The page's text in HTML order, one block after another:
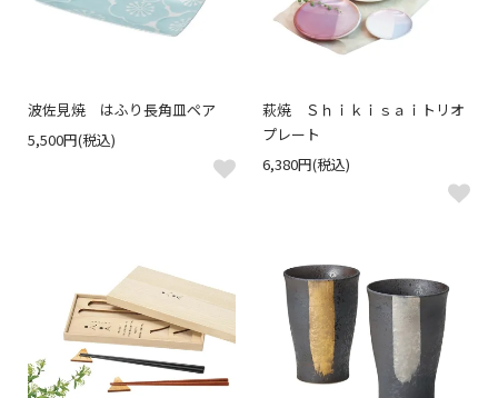
波佐見焼 はふり長角皿ペア
5,500円(税込)
萩焼 Ｓｈｉｋｉｓａｉトリオ
プレート
6,380円(税込)